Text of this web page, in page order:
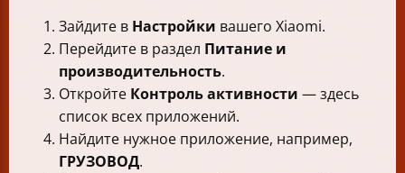
Зайдите в Настройки вашего Xiaomi.
Перейдите в раздел Питание и
производительность.
Откройте Контроль активности — здесь
список всех приложений.
Найдите нужное приложение, например,
ГРУЗОВОД.